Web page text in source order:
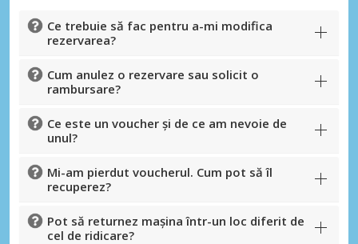
Ce trebuie să fac pentru a-mi modifica
rezervarea?
Cum anulez o rezervare sau solicit o
rambursare?
Ce este un voucher și de ce am nevoie de
unul?
Mi-am pierdut voucherul. Cum pot să îl
recuperez?
Pot să returnez mașina într-un loc diferit de
cel de ridicare?